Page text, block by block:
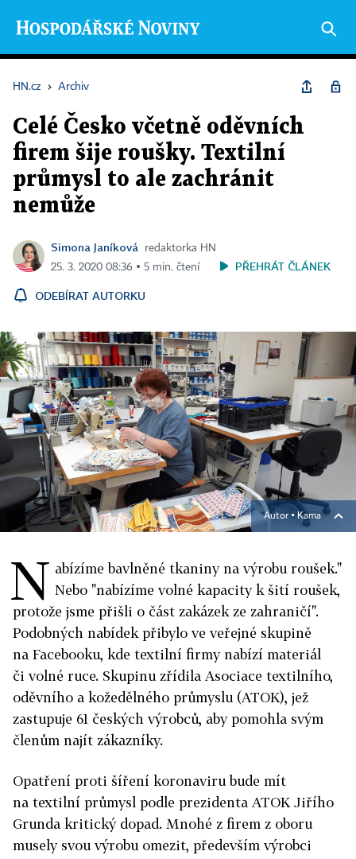
HN.cz › Archiv
Celé Česko včetně oděvních
firem šije roušky. Textilní
průmysl to ale zachránit
nemůže
Simona Janíková
redaktorka HN
25. 3. 2020 08:36 ▪ 5 min. čtení
PŘEHRÁT ČLÁNEK
ODEBÍRAT AUTORKU
Autor ▪ Kama
N abízíme bavlněné tkaniny na výrobu roušek."
Nebo "nabízíme volné kapacity k šití roušek,
protože jsme přišli o část zakázek ze zahraničí".
Podobných nabídek přibylo ve veřejné skupině
na Facebooku, kde textilní firmy nabízí materiál
či volné ruce. Skupinu zřídila Asociace textilního,
oděvního a kožedělného průmyslu (ATOK), jež
zastupuje 61 českých výrobců, aby pomohla svým
členům najít zákazníky.
Opatření proti šíření koronaviru bude mít
na textilní průmysl podle prezidenta ATOK Jiřího
Grunda kritický dopad. Mnohé z firem z oboru
musely svou výrobu omezit, především výrobci